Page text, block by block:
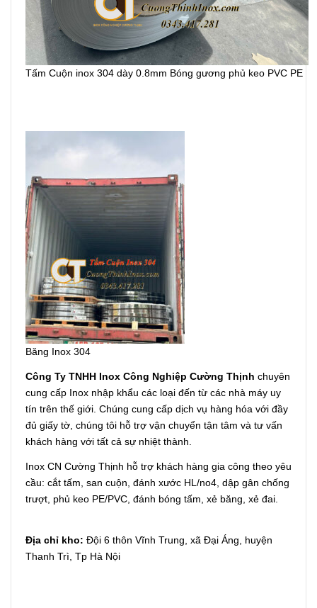
Tấm Cuộn inox 304 dày 0.8mm Bóng gương phủ keo PVC PE
Băng Inox 304
Công Ty TNHH Inox Công Nghiệp Cường Thịnh chuyên
cung cấp Inox nhập khẩu các loại đến từ các nhà máy uy
tín trên thế giới. Chúng cung cấp dịch vụ hàng hóa với đầy
đủ giấy tờ, chúng tôi hỗ trợ vận chuyển tận tâm và tư vấn
khách hàng với tất cả sự nhiệt thành.
Inox CN Cường Thịnh hỗ trợ khách hàng gia công theo yêu
cầu: cắt tấm, san cuộn, đánh xước HL/no4, dập gân chống
trượt, phủ keo PE/PVC, đánh bóng tấm, xẻ băng, xẻ đai.
Địa chỉ kho: Đội 6 thôn Vĩnh Trung, xã Đại Áng, huyện
Thanh Trì, Tp Hà Nội